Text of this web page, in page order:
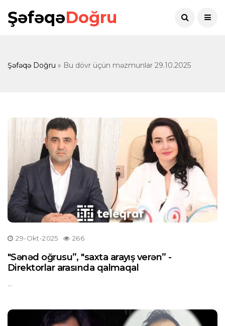
ŞəfəqəDoğru
Şəfəqə Doğru » Bu dövr üçün məzmunlar 29.10.2025
29-Okt-2025 266
"Sənəd oğrusu”, "saxta arayış verən” -
Direktorlar arasında qalmaqal
...